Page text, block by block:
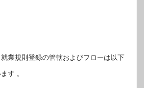
業規則登録の管轄およびフローは以下
す 。